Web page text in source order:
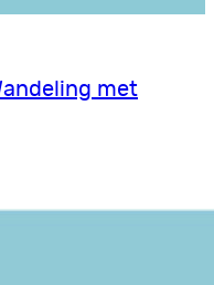
met